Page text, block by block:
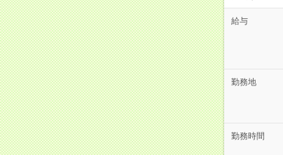
給与
勤務地
勤務時間